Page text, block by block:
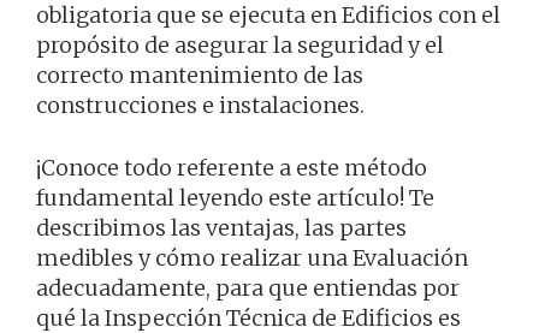
obligatoria que se ejecuta en Edificios con el
propósito de asegurar la seguridad y el
correcto mantenimiento de las
construcciones e instalaciones.
¡Conoce todo referente a este método
fundamental leyendo este artículo! Te
describimos las ventajas, las partes
medibles y cómo realizar una Evaluación
adecuadamente, para que entiendas por
qué la Inspección Técnica de Edificios es